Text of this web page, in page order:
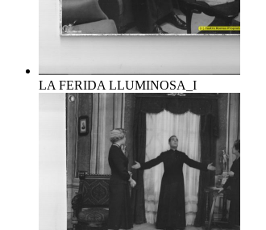
LA FERIDA LLUMINOSA_I